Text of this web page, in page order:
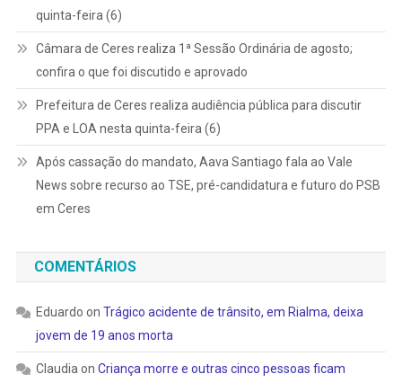
quinta-feira (6)
Câmara de Ceres realiza 1ª Sessão Ordinária de agosto;
confira o que foi discutido e aprovado
Prefeitura de Ceres realiza audiência pública para discutir
PPA e LOA nesta quinta-feira (6)
Após cassação do mandato, Aava Santiago fala ao Vale
News sobre recurso ao TSE, pré-candidatura e futuro do PSB
em Ceres
COMENTÁRIOS
Eduardo on Trágico acidente de trânsito, em Rialma, deixa
jovem de 19 anos morta
Claudia on Criança morre e outras cinco pessoas ficam